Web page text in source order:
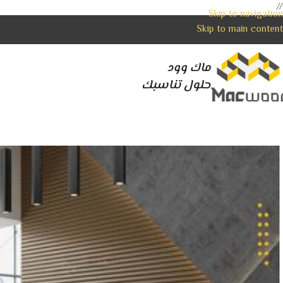
//
Skip to navigation
Skip to main content
ماك وود
حلول تناسبك